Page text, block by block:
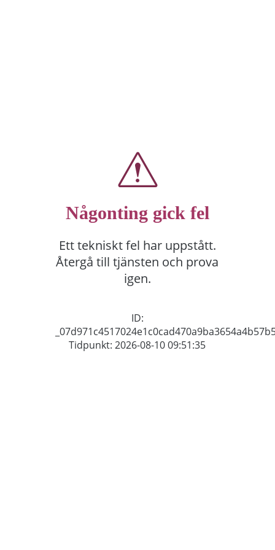
Någonting gick fel
Ett tekniskt fel har uppstått.
Återgå till tjänsten och prova
igen.
ID:
Tidpunkt: 2026-08-10 09:51:35